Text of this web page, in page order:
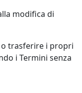
modifica di
o trasferire i propri
i Termini senza